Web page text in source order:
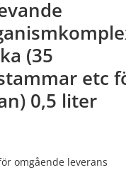
(35
etc
0,5 liter
omgående leverans